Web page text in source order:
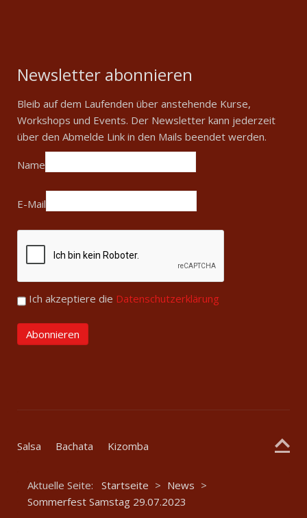
Newsletter abonnieren
Bleib auf dem Laufenden über anstehende Kurse,
Workshops und Events. Der Newsletter kann jederzeit
über den Abmelde Link in den Mails beendet werden.
Name
E-Mail
Ich akzeptiere die Datenschutzerklärung
Salsa Bachata Kizomba
Aktuelle Seite: Startseite > News >
Sommerfest Samstag 29.07.2023